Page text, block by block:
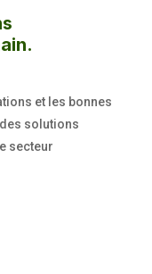
et les bonnes
solutions
secteur